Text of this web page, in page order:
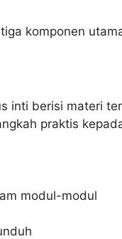
komponen
inti berisi materi
praktis
modul-modul